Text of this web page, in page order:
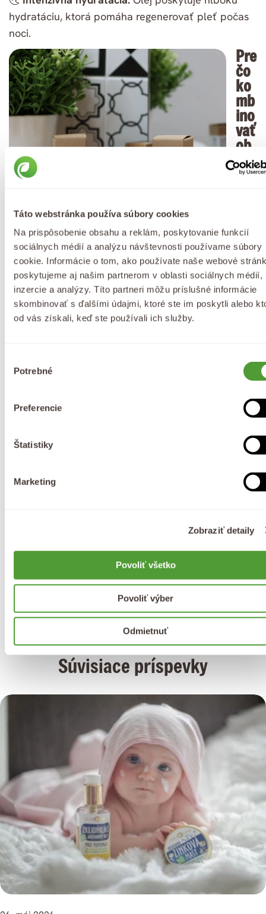
Táto webstránka používa súbory cookies
Na prispôsobenie obsahu a reklám, poskytovanie funkcií
sociálnych médií a analýzu návštevnosti používame súbory
cookie. Informácie o tom, ako používate naše webové
poskytujeme aj našim partnerom v oblasti sociálnych médií,
inzercie a analýzy. Títo partneri môžu príslušné informácie
skombinovať s ďalšími údajmi, ktoré ste im poskytli alebo
od vás získali, keď ste používali ich služby.
súhlasu
Potrebné
Preferencie
Štatistiky
Marketing
Zobraziť detaily
Povoliť všetko
Povoliť výber
Odmietnuť
hydratáciu, ktorá pomáha regenerovať pleť počas
noci.
Pre
čo
ko
mb
ino
vať
ob
a
pro
Pre
dosiahnutie maximálnych výsledkov je dôležité
používať oba produkty. Bio Eye Renewal Serum
poskytuje okamžitú hydratáciu a osvieženie počas
oboch produktov v kombinácii s ostatnými PURITY
VISION produktmi dosiahnete maximálne výsledky
a získate kompletnú starostlivosť, ktorá prispieva k
Karolína Strnadová
Súvisiace príspevky